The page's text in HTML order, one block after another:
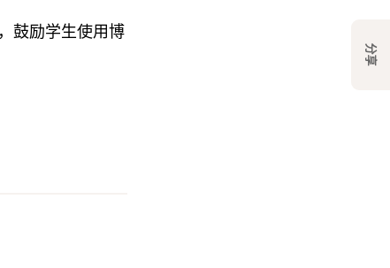
鼓励学生使用博
分享